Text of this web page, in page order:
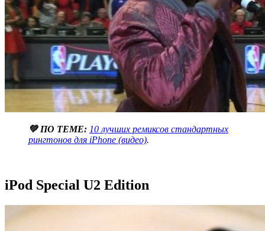
💚 ПО ТЕМЕ: 10 лучших ремиксов стандартных
рингтонов для iPhone (видео).
iPod Special U2 Edition